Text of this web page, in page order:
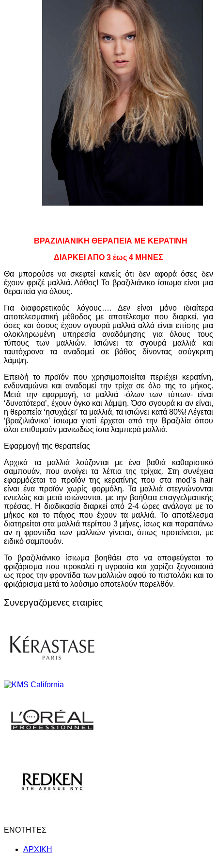
ΒΡΑΖΙΛΙΑΝΙΚΗ ΘΕΡΑΠΕΙΑ ΜΕ ΚΕΡΑΤΙΝΗ
ΔΙΑΡΚΕΙ ΑΠΟ 3 έως 4 ΜΗΝΕΣ
Θα μπορούσε να σκεφτεί κανείς ότι δεν αφορά όσες δεν
έχουν φριζέ μαλλιά. Λάθος! Το βραζιλιάνικο ίσιωμα είναι μια
θεραπεία για όλους.
Για διαφορετικούς λόγους…. Δεν είναι μόνο ιδιαίτερα
αποτελεσματική μέθοδος με αποτέλεσμα που διαρκεί, για
όσες και όσους έχουν σγουρά μαλλιά αλλά είναι επίσης μια
ολοκληρωμένη υπηρεσία αναδόμησης για όλους τους
τύπους των μαλλιών. Ισιώνει τα σγουρά μαλλιά και
ταυτόχρονα τα αναδομεί σε βάθος δίνοντας ασύγκριτη
λάμψη.
Επειδή το προϊόν που χρησιμοποιείται περιέχει κερατίνη,
ενδυναμώνει και αναδομεί την τρίχα σε όλο της το μήκος.
Μετά την εφαρμογή, τα μαλλιά -όλων των τύπων- είναι
‘δυνατότερα’, έχουν όγκο και λάμψη. Όσο σγουρά κι αν είναι,
η θεραπεία ‘ησυχάζει’ τα μαλλιά, τα ισιώνει κατά 80%! Λέγεται
‘βραζιλιάνικο’ ίσιωμα γιατί έρχεται από την Βραζιλία όπου
όλοι επιθυμούν μανιωδώς ίσια λαμπερά μαλλιά.
Εφαρμογή της θεραπείας
Αρχικά τα μαλλιά λούζονται με ένα βαθιά καθαριστικό
σαμπουάν, που ανοίγει τα λέπια της τρίχας. Στη συνέχεια
εφαρμόζεται το προϊόν της κερατίνης που στα mod’s hair
είναι ένα προϊόν χωρίς φορμόλη. Τα μαλλιά στεγνώνονται
εντελώς και μετά ισιώνονται, με την βοήθεια επαγγελματικής
πρέσας. Η διαδικασία διαρκεί από 2-4 ώρες ανάλογα με το
μήκος και το πάχος που έχουν τα μαλλιά. Το αποτέλεσμα
διατηρείται στα μαλλιά περίπου 3 μήνες, ίσως και παραπάνω
αν η φροντίδα των μαλλιών γίνεται, όπως προτείνεται, με
ειδικό σαμπουάν.
Το βραζιλιάνικο ίσιωμα βοηθάει στο να αποφεύγεται το
φριζάρισμα που προκαλεί η υγρασία και χαρίζει ξεγνοιασιά
ως προς την φροντίδα των μαλλιών αφού το πιστολάκι και το
φριζάρισμα μετά το λούσιμο αποτελούν παρελθόν.
Συνεργαζόμενες εταιρίες
ΕΝΟΤΗΤΕΣ
ΑΡΧΙΚΗ